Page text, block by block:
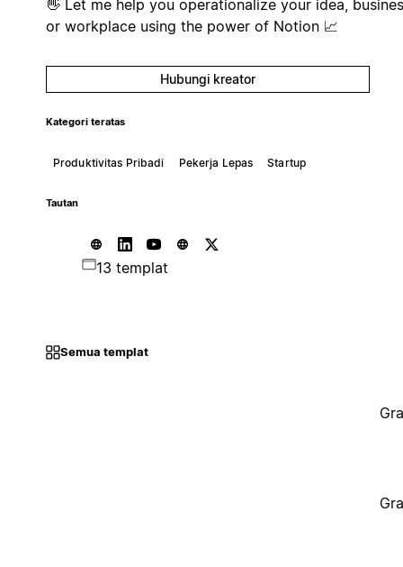
👋 Let me help you operationalize your idea,
or workplace using the power of Notion 📈
Hubungi kreator
Kategori teratas
Produktivitas Pribadi Pekerja Lepas Startup
Tautan
13 templat
Semua templat